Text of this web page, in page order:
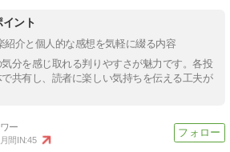
ント
紹介と個人的な感想を気軽に綴る内容
分を感じ取れる判りやすさが魅力です。各投
共有し、読者に楽しい気持ちを伝える工夫が
月間IN:45